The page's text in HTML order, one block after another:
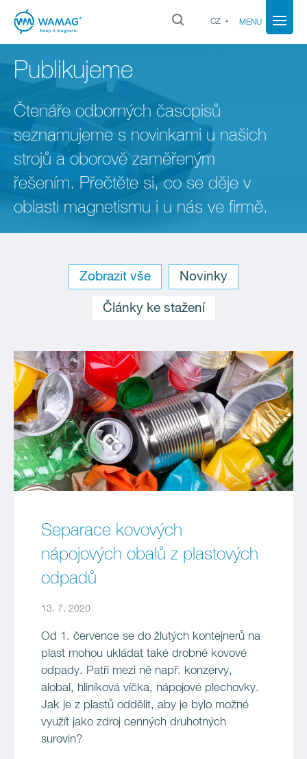
CZ MENU
Publikujeme
Čtenáře odborných časopisů
seznamujeme s novinkami u našich
strojů a oborově zaměřeným
řešením. Přečtěte si, co se děje v
oblasti magnetismu i u nás ve firmě.
Zobrazit vše Novinky
Články ke stažení
Separace kovových
nápojových obalů z plastových
odpadů
13. 7. 2020
Od 1. července se do žlutých kontejnerů na
plast mohou ukládat také drobné kovové
odpady. Patří mezi ně např. konzervy,
alobal, hliníková víčka, nápojové plechovky.
Jak je z plastů oddělit, aby je bylo možné
využít jako zdroj cenných druhotných
surovin?